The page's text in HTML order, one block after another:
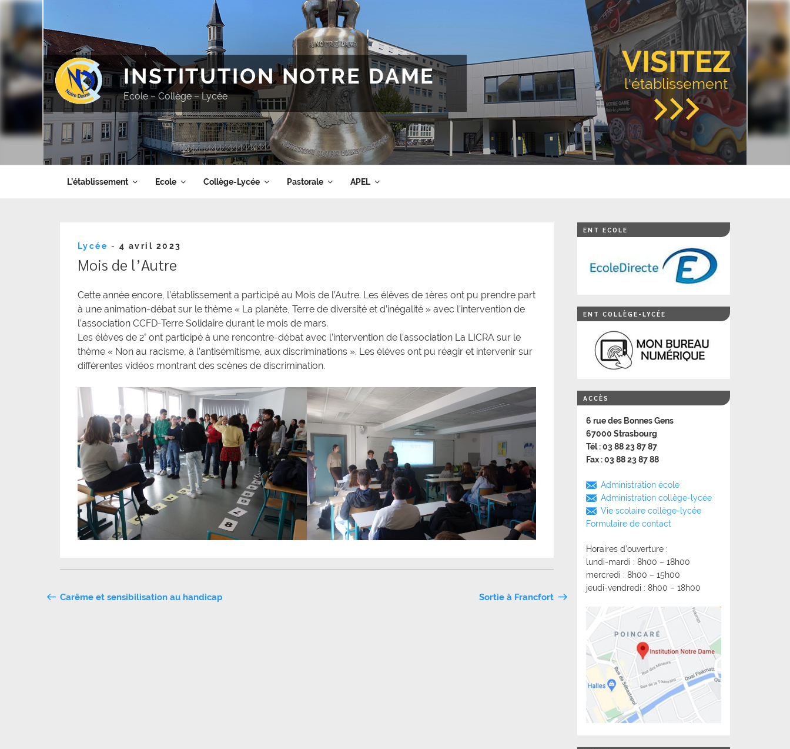
Aller
contenu
principal
VISITEZ
l'établissement
INSTITUTION NOTRE DAME
Ecole – Collège – Lycée
L’établissement Ecole Collège-Lycée Pastorale APEL
Lycée - Publié
4 avril 2023
Mois de l’Autre
Cette année encore, l’établissement a participé au Mois de l’Autre. Les élèves de 1ères ont pu prendre part
à une animation-débat sur le thème « La planète, Terre de diversité et d’inégalité » avec l’intervention de
l’association CCFD-Terre Solidaire durant le mois de mars.
Les élèves de 2° ont participé à une rencontre-débat avec l’intervention de l’association La LICRA sur le
thème « Non au racisme, à l’antisémitisme, aux discriminations ». Les élèves ont pu réagir et intervenir sur
différentes vidéos montrant des scènes de discrimination.
Navigation
Carême et sensibilisation au handicap Sortie à Francfort
ENT ECOLE
ENT COLLÈGE-LYCÉE
ACCÈS
6 rue des Bonnes Gens
67000 Strasbourg
Tél : 03 88 23 87 87
Fax : 03 88 23 87 88
Administration école
Administration collège-lycée
Vie scolaire collège-lycée
Formulaire de contact
Horaires d’ouverture :
lundi-mardi : 8h00 – 18h00
mercredi : 8h00 – 15h00
jeudi-vendredi : 8h00 – 18h00